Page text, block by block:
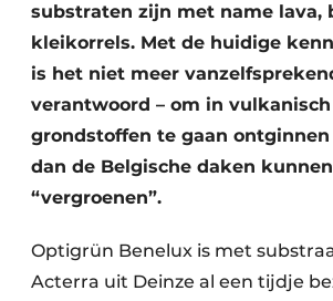
Aanmelden
Bedrijven
Contact
Brandveiligheid
BIM
Evenementen
Dak & Gevel
HVAC
substraten zijn met name lava,
kleikorrels. Met de huidige
is het niet meer
verantwoord – om in
grondstoffen te gaan
dan de Belgische daken kunnen
“vergroenen”.
Optigrün Benelux is met
Acterra uit Deinze al een tijdje